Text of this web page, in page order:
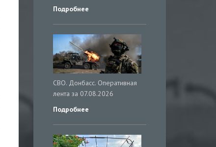
Подробнее
СВО. Донбасс. Оперативная
лента за 07.08.2026
Подробнее